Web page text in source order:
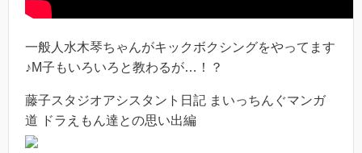
一般人水木琴ちゃんがキックボクシングをやってます
♪M子もいろいろと教わるが…！？
藤子スタジオアシスタント日記 まいっちんぐマンガ
道 ドラえもん達との思い出編